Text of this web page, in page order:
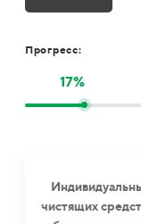
Прогресс:
17%
чистящих